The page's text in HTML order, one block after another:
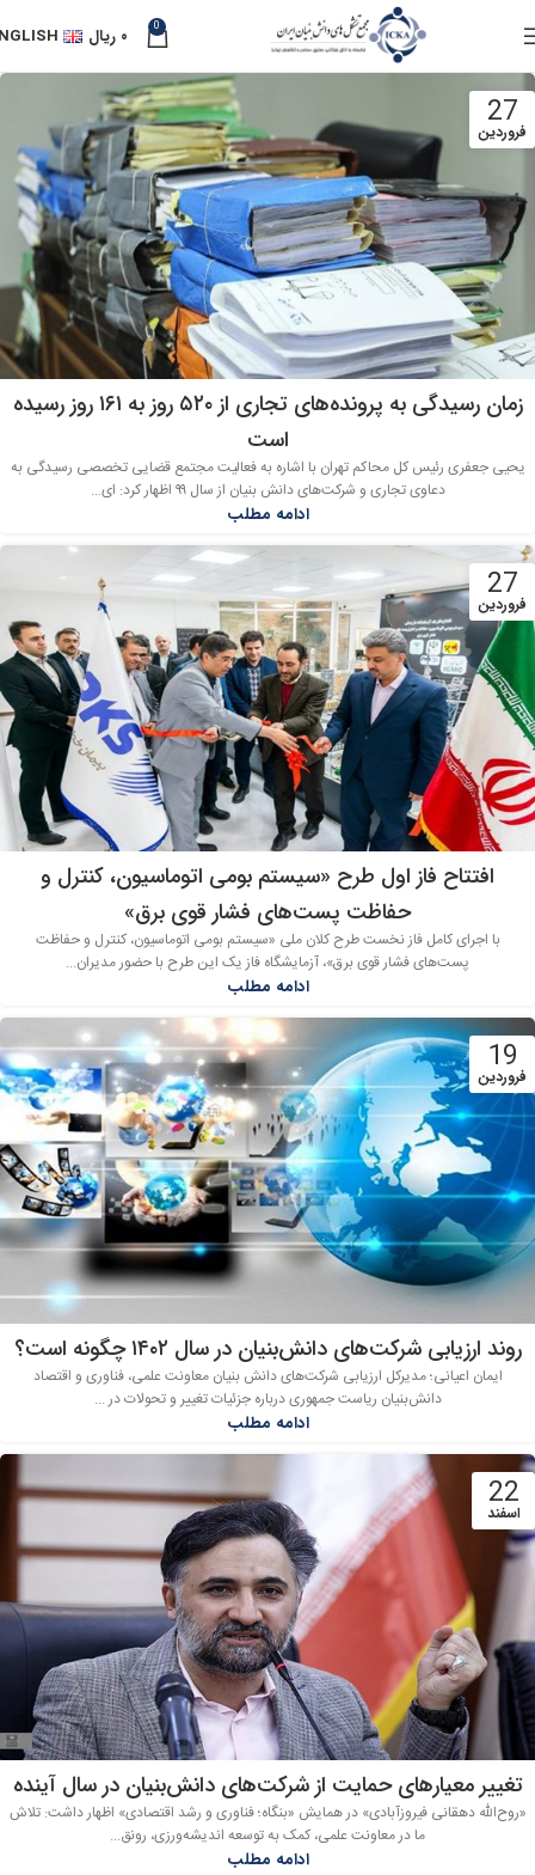
0 ۰ ریال
27
فروردین
زمان رسیدگی به پرونده‌های تجاری از ۵۲۰ روز به ۱۶۱ روز رسیده
است
یحیی جعفری رئیس کل محاکم تهران با اشاره به فعالیت مجتمع قضایی تخصصی رسیدگی به
دعاوی تجاری و شرکت‌های دانش بنیان از سال ۹۹ اظهار کرد: ای...
ادامه مطلب
27
فروردین
افتتاح فاز اول طرح «سیستم بومی اتوماسیون، کنترل و
حفاظت پست‌های فشار قوی برق»
با اجرای کامل فاز نخست طرح کلان ملی «سیستم بومی اتوماسیون، کنترل و حفاظت
پست‌های فشار قوی برق»، آزمایشگاه فاز یک این طرح با حضور مدیران...
ادامه مطلب
19
فروردین
روند ارزیابی‌ شرکت‌های دانش‌بنیان در سال ۱۴۰۲ چگونه است؟
ایمان اعیانی؛ مدیرکل ارزیابی شرکت‌های دانش‌ بنیان معاونت علمی، فناوری و اقتصاد
دانش‌بنیان ریاست جمهوری درباره جزئیات تغییر و تحولات در ...
ادامه مطلب
22
اسفند
تغییر معیارهای حمایت از شرکت‌های دانش‌بنیان در سال آینده
«روح‌الله دهقانی فیروزآبادی» در همایش «بنگاه‌؛ فناوری و رشد اقتصادی» اظهار داشت: تلاش
ما در معاونت علمی، کمک به توسعه اندیشه‌ورزی، رونق...
ادامه مطلب